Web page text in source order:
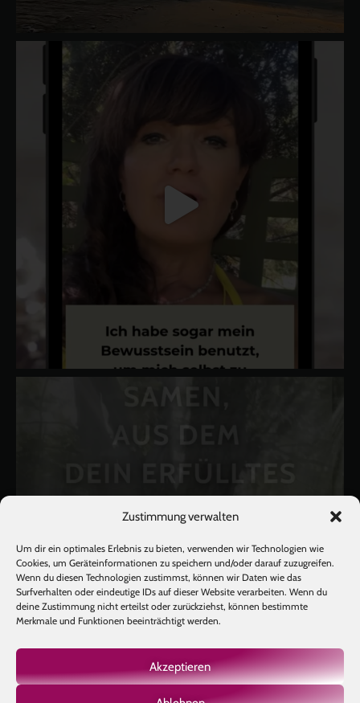
Zustimmung verwalten
Um dir ein optimales Erlebnis zu bieten, verwenden wir Technologien wie
Cookies, um Geräteinformationen zu speichern und/oder darauf zuzugreifen.
Wenn du diesen Technologien zustimmst, können wir Daten wie das
Surfverhalten oder eindeutige IDs auf dieser Website verarbeiten. Wenn du
deine Zustimmung nicht erteilst oder zurückziehst, können bestimmte
Merkmale und Funktionen beeinträchtigt werden.
Akzeptieren